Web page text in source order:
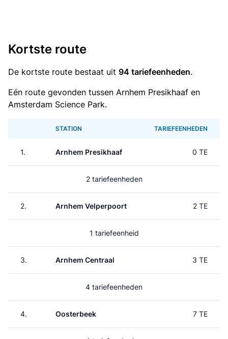
Kortste route
De kortste route bestaat uit 94 tariefeenheden.
Eén route gevonden tussen Arnhem Presikhaaf en
Amsterdam Science Park.
STATION TARIEFEENHEDEN
1. Arnhem Presikhaaf 0 TE
2 tariefeenheden
2. Arnhem Velperpoort 2 TE
1 tariefeenheid
3. Arnhem Centraal 3 TE
4 tariefeenheden
4. Oosterbeek 7 TE